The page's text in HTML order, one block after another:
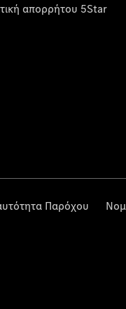
απορρήτου 5Star
Παρόχου